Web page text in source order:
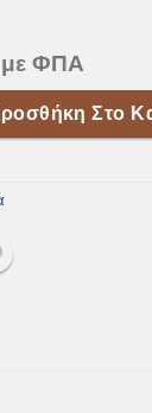
με ΦΠΑ
ΕΡΗΜΟΥ ΓΙΑ
Στο